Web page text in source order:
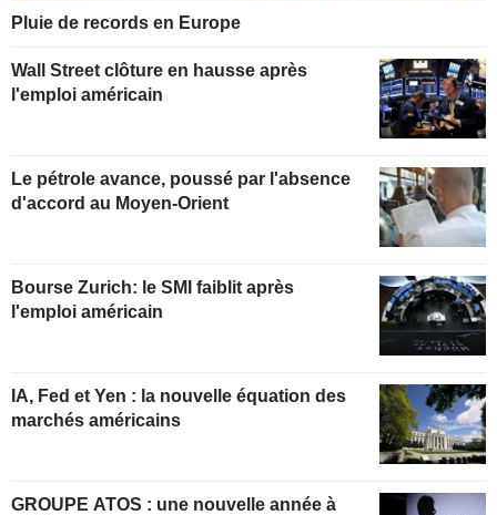
Pluie de records en Europe
Wall Street clôture en hausse après
l'emploi américain
Le pétrole avance, poussé par l'absence
d'accord au Moyen-Orient
Bourse Zurich: le SMI faiblit après
l'emploi américain
IA, Fed et Yen : la nouvelle équation des
marchés américains
GROUPE ATOS : une nouvelle année à